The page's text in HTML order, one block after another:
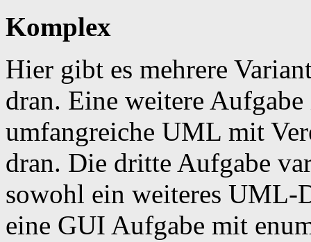
Komplex
Hier gibt es mehrere
dran. Eine weitere
umfangreiche UML mit
dran. Die dritte Aufgabe
sowohl ein weiteres UML-
eine GUI Aufgabe mit